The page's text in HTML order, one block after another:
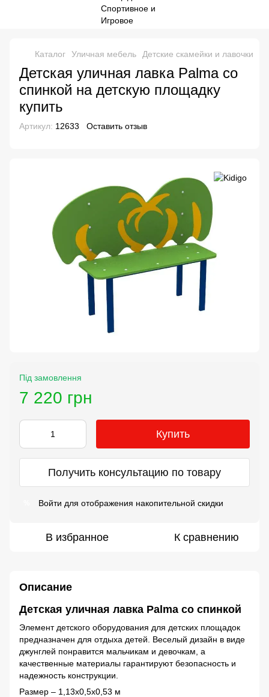
Каталог Уличная мебель Детские скамейки и лавочки
Детская уличная лавка Palma со
спинкой на детскую площадку
купить
Артикул: 12633 Оставить отзыв
Під замовлення
7 220 грн
Купить
Получить консультацию по товару
Войти для отображения накопительной скидки
В избранное К сравнению
Описание
Детская уличная лавка Palma со спинкой
Элемент детского оборудования для детских площадок
предназначен для отдыха детей. Веселый дизайн в виде
джунглей понравится мальчикам и девочкам, а
качественные материалы гарантируют безопасность и
надежность конструкции.
Размер – 1,13x0,5x0,53 м